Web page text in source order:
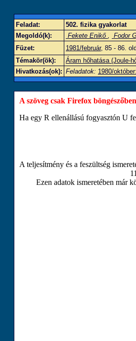
Feladat:
502. fizika gyakorlat
Megoldó(k):
Fekete Enikő , Fodor
Füzet:
1981/február, 85 - 86.
Témakör(ök):
Áram hőhatása (Joule-
Hivatkozás(ok): Feladatok: 1980/
A szöveg csak Firefox
Ha egy R ellenállású fogyasztón U
A teljesítmény és a feszültség
Ezen adatok ismeretében már